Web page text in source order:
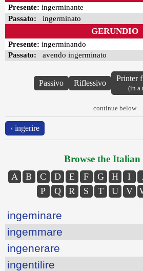
Presente: ingerminante
Passato: ingerminato
GERUNDIO
Presente: ingerminando
Passato: avendo ingerminato
Passivo Riflessivo
Printer
(in a
continue below
‹ ingerire
Browse the Italian
A B C D E F G H I
P
Q R S T U V
ingeminare
ingemmare
ingenerare
ingentilire